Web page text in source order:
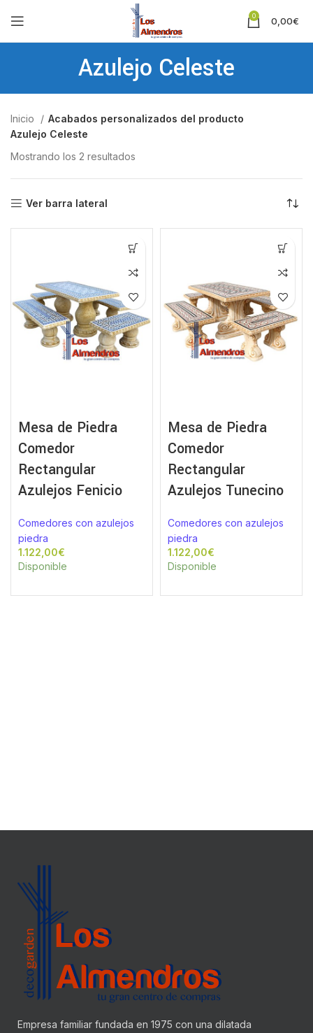
0 0,00€
Azulejo Celeste
Inicio
Acabados personalizados del producto
Azulejo Celeste
Mostrando los 2 resultados
Ver barra lateral
Mesa de Piedra
Comedor
Rectangular
Azulejos Fenicio
Comedores con azulejos
piedra
€
Disponible
Mesa de Piedra
Comedor
Rectangular
Azulejos Tunecino
Comedores con azulejos
piedra
€
Disponible
Empresa familiar fundada en 1975 con una dilatada